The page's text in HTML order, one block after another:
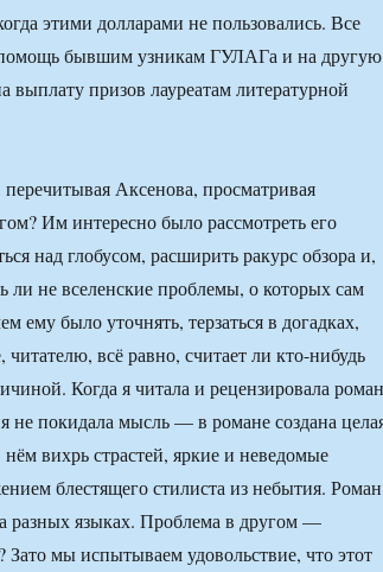
этими долларами не пользовались. Все
бывшим узникам ГУЛАГа и на другую
выплату призов лауреатам литературной
Аксенова, просматривая
Им интересно было рассмотреть его
над глобусом, расширить ракурс обзора и,
ли не вселенские проблемы, о которых сам
ему было уточнять, терзаться в догадках,
всё равно, считает ли кто-нибудь
Когда я читала и рецензировала роман
не покидала мысль — в романе создана
вихрь страстей, яркие и неведомые
блестящего стилиста из небытия. Роман
разных языках. Проблема в другом —
мы испытываем удовольствие, что этот